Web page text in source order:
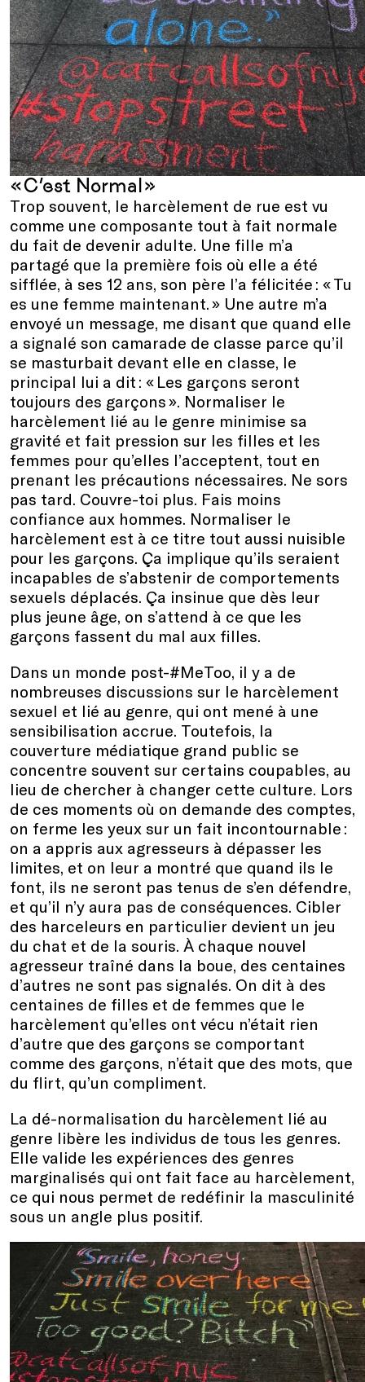
« C’est Normal »
Trop souvent, le harcèlement de rue est vu
comme une composante tout à fait normale
du fait de devenir adulte. Une fille m’a
partagé que la première fois où elle a été
sifflée, à ses 12 ans, son père l’a félicitée : « Tu
es une femme maintenant. » Une autre m’a
envoyé un message, me disant que quand elle
a signalé son camarade de classe parce qu’il
se masturbait devant elle en classe, le
principal lui a dit : « Les garçons seront
toujours des garçons ». Normaliser le
harcèlement lié au le genre minimise sa
gravité et fait pression sur les filles et les
femmes pour qu’elles l’acceptent, tout en
prenant les précautions nécessaires. Ne sors
pas tard. Couvre-toi plus. Fais moins
confiance aux hommes. Normaliser le
harcèlement est à ce titre tout aussi nuisible
pour les garçons. Ça implique qu’ils seraient
incapables de s’abstenir de comportements
sexuels déplacés. Ça insinue que dès leur
plus jeune âge, on s’attend à ce que les
garçons fassent du mal aux filles.
Dans un monde post-#MeToo, il y a de
nombreuses discussions sur le harcèlement
sexuel et lié au genre, qui ont mené à une
sensibilisation accrue. Toutefois, la
couverture médiatique grand public se
concentre souvent sur certains coupables, au
lieu de chercher à changer cette culture. Lors
de ces moments où on demande des comptes,
on ferme les yeux sur un fait incontournable :
on a appris aux agresseurs à dépasser les
limites, et on leur a montré que quand ils le
font, ils ne seront pas tenus de s’en défendre,
et qu’il n’y aura pas de conséquences. Cibler
des harceleurs en particulier devient un jeu
du chat et de la souris. À chaque nouvel
agresseur traîné dans la boue, des centaines
d’autres ne sont pas signalés. On dit à des
centaines de filles et de femmes que le
harcèlement qu’elles ont vécu n’était rien
d’autre que des garçons se comportant
comme des garçons, n’était que des mots, que
du flirt, qu’un compliment.
La dé-normalisation du harcèlement lié au
genre libère les individus de tous les genres.
Elle valide les expériences des genres
marginalisés qui ont fait face au harcèlement,
ce qui nous permet de redéfinir la masculinité
sous un angle plus positif.